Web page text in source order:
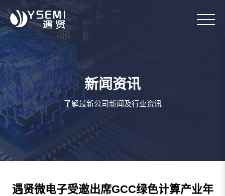
新闻资讯
了解最新公司新闻及行业资讯
遇贤微电子受邀出席GCC绿色计算产业年